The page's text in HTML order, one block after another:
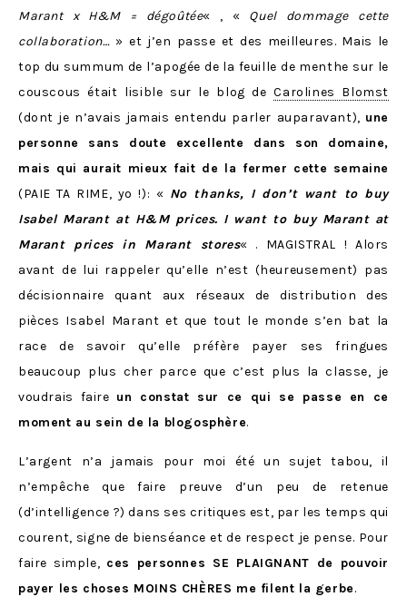
Marant x H&M = dégoûtée« , « Quel dommage cette
collaboration… » et j’en passe et des meilleures. Mais le
top du summum de l’apogée de la feuille de menthe sur le
couscous était lisible sur le blog deCarolines Blomst
(dont je n’avais jamais entendu parler auparavant), une
personne sans doute excellente dans son domaine,
mais qui aurait mieux fait de la fermer cette semaine
(PAIE TA RIME, yo !): « No thanks, I don’t want to buy
Isabel Marant at H&M prices. I want to buy Marant at
Marant prices in Marant stores« . MAGISTRAL ! Alors
avant de lui rappeler qu’elle n’est (heureusement) pas
décisionnaire quant aux réseaux de distribution des
pièces Isabel Marant et que tout le monde s’en bat la
race de savoir qu’elle préfère payer ses fringues
beaucoup plus cher parce que c’est plus la classe, je
voudrais faire un constat sur ce qui se passe en ce
moment au sein de la blogosphère.
L’argent n’a jamais pour moi été un sujet tabou, il
n’empêche que faire preuve d’un peu de retenue
(d’intelligence ?) dans ses critiques est, par les temps qui
courent, signe de bienséance et de respect je pense. Pour
faire simple, ces personnes SE PLAIGNANT de pouvoir
payer les choses MOINS CHÈRES me filent la gerbe.